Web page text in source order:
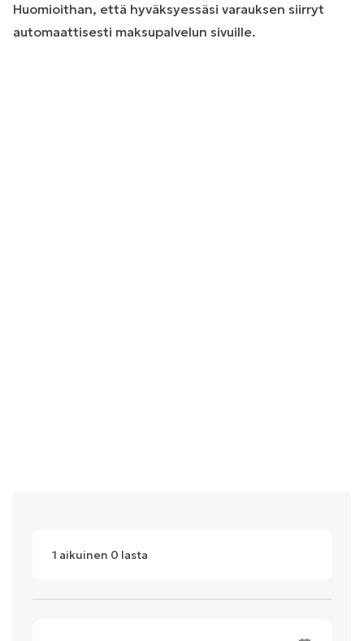
Huomioithan, että hyväksyessäsi varauksen siirryt
automaattisesti maksupalvelun sivuille.
1 aikuinen 0 lasta